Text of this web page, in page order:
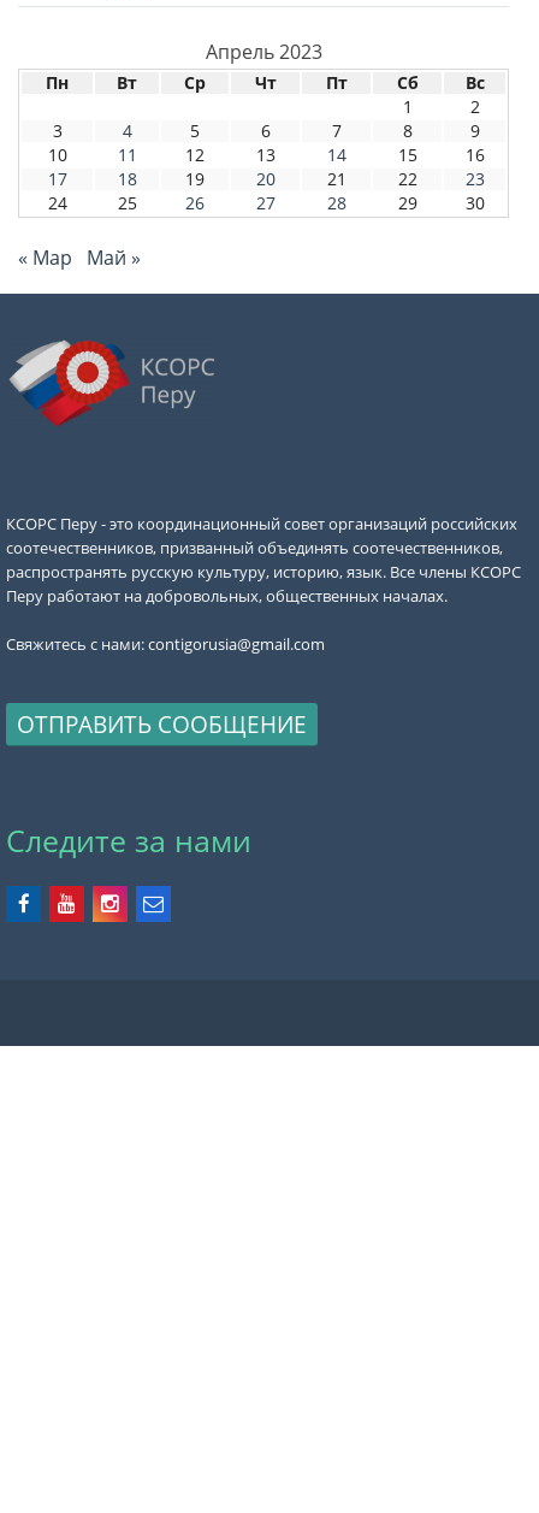
Апрель 2023
Пн Вт Ср Чт Пт Сб
Вс
1
2
3
4 5 6 7 8
9
10
11 12 13 14 15
16
17
18 19 20 21 22
23
24
25 26 27 28 29 30
« Мар Май »
КСОРС Перу - это координационный совет организаций российских
соотечественников, призванный объединять соотечественников,
распространять русскую культуру, историю, язык. Все члены КСОРС
Перу работают на добровольных, общественных началах.
Свяжитесь с нами:contigorusia@gmail.com
ОТПРАВИТЬ СООБЩЕНИЕ
Следите за нами